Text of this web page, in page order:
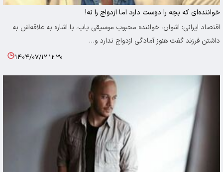
خواننده‌ای که بچه را دوست دارد اما ازدواج را نه!
اقتصاد ایرانی: اشوان، خواننده محبوب موسیقی پاپ، با اشاره به علاقه‌اش به
داشتن فرزند گفت هنوز آمادگی ازدواج ندارد و…
۱۴۰۴/۰۷/۱۲ ۱۲:۳۰